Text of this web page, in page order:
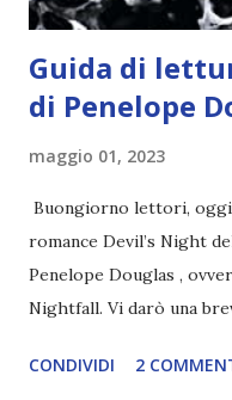
Guida di
di Penelope
maggio 01, 2023
Buongiorno lettori,
romance Devil’s Night
Penelope Douglas ,
Nightfall. Vi darò una
e anche un breve
CONDIVIDI 2